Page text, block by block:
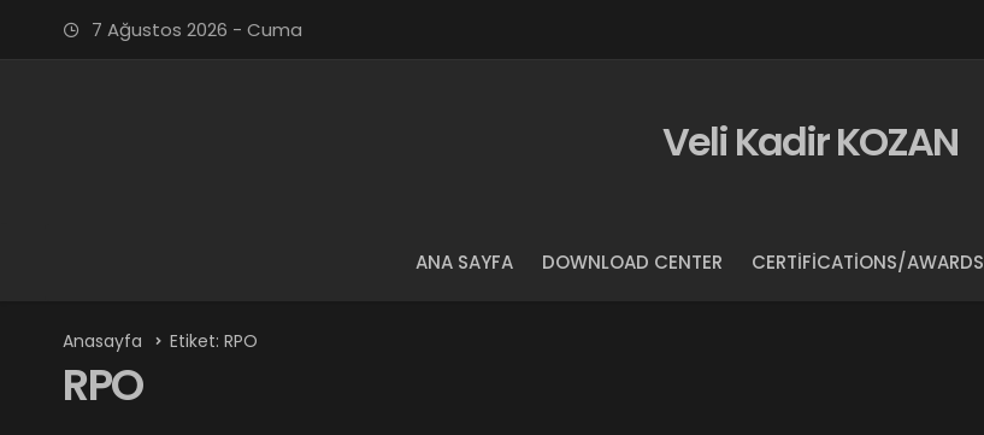
7 Ağustos 2026 - Cuma
Veli Kadir KOZAN
ANA SAYFA DOWNLOAD CENTER CERTIFICATIONS/AWARDS
Anasayfa Etiket: RPO
RPO